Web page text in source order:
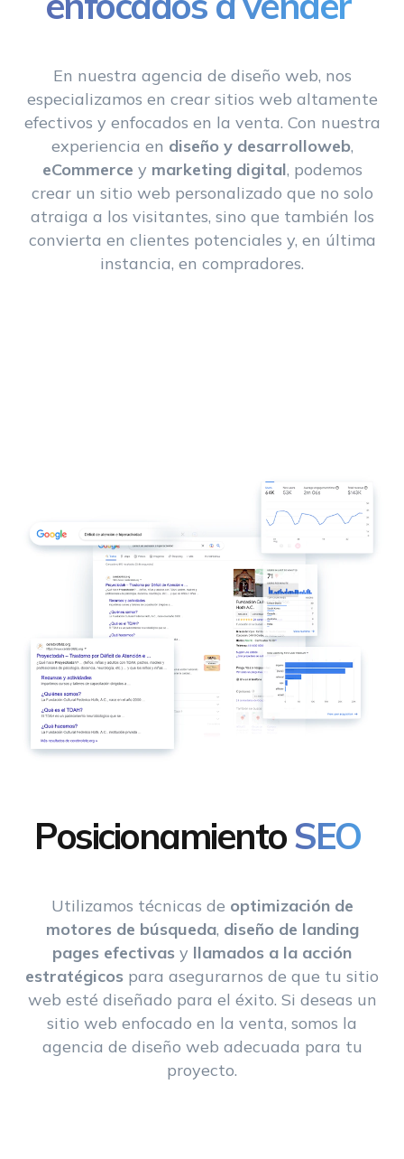
En nuestra agencia de diseño web, nos
especializamos en crear sitios web altamente
efectivos y enfocados en la venta. Con nuestra
experiencia en diseño y desarrolloweb,
eCommerce y marketing digital, podemos
crear un sitio web personalizado que no solo
atraiga a los visitantes, sino que también los
convierta en clientes potenciales y, en última
instancia, en compradores.
Posicionamiento SEO
Utilizamos técnicas de optimización de
motores de búsqueda, diseño de landing
pages efectivas y
llamados a la acción
estratégicos para asegurarnos de que tu sitio
web esté diseñado para el éxito. Si deseas un
sitio web enfocado en la venta, somos la
agencia de diseño web adecuada para tu
proyecto.